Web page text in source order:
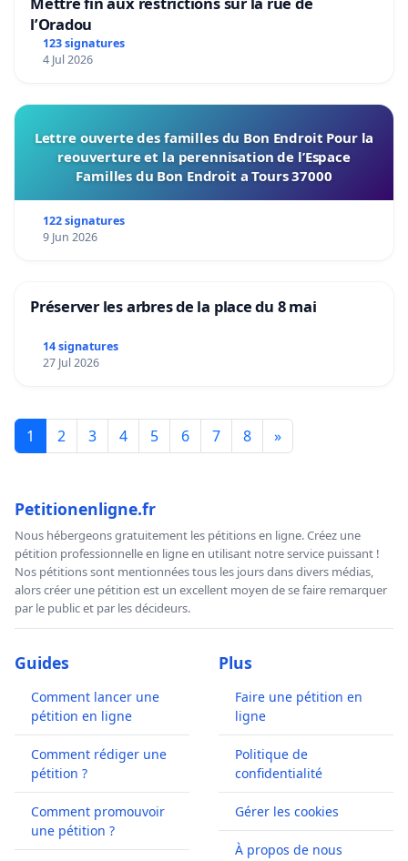
l’Oradou
123 signatures
4 Jul 2026
Lettre ouverte des familles du Bon Endroit Pour la
reouverture et la perennisation de l’Espace
Familles du Bon Endroit a Tours 37000
122 signatures
9 Jun 2026
Préserver les arbres de la place du 8 mai
14 signatures
27 Jul 2026
1 2 3 4 5 6 7 8 »
Petitionenligne.fr
Nous hébergeons gratuitement les pétitions en ligne. Créez une
pétition professionnelle en ligne en utilisant notre service puissant !
Nos pétitions sont mentionnées tous les jours dans divers médias,
alors créer une pétition est un excellent moyen de se faire remarquer
par le public et par les décideurs.
Guides
Comment lancer une
pétition en ligne
Comment rédiger une
pétition ?
Comment promouvoir
une pétition ?
Plus
Faire une pétition en
ligne
Politique de
confidentialité
Gérer les cookies
À propos de nous